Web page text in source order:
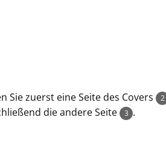
Sie zuerst eine Seite des Covers 2
die andere Seite 3 .